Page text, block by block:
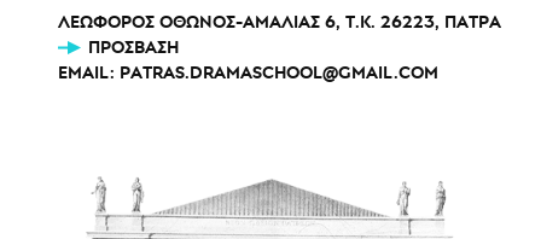
ΛΕΩΦΟΡΟΣ ΟΘΩΝΟΣ-ΑΜΑΛΙΑΣ 6, Τ.Κ. 26223, ΠΑΤΡΑ
ΠΡΌΣΒΑΣΗ
EMAIL: PATRAS.DRAMASCHOOL@GMAIL.COM